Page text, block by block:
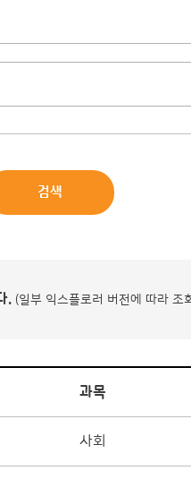
검색
.(일부 익스플로러 버전에 따라 조
과목
사회